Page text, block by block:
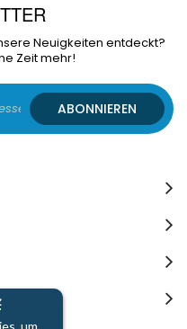
um
Neuigkeiten entdeckt?
Zeit mehr!
ABONNIEREN